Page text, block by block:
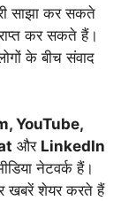
साझा कर सकते
कर सकते हैं।
के बीच संवाद
YouTube,
और LinkedIn
नेटवर्क हैं।
खबरें शेयर करते हैं